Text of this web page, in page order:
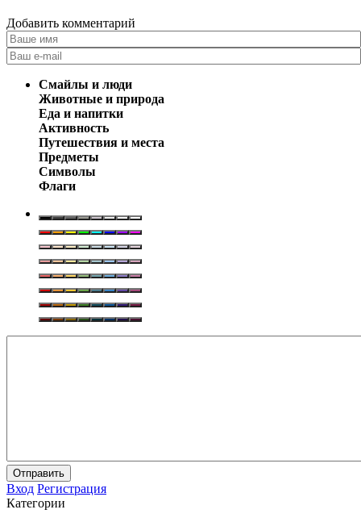
Добавить комментарий
Смайлы и люди
Животные и природа
Еда и напитки
Активность
Путешествия и места
Предметы
Символы
Флаги
Отправить
Вход Регистрация
Категории